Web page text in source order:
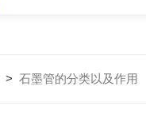
> 石墨管的分类以及作用